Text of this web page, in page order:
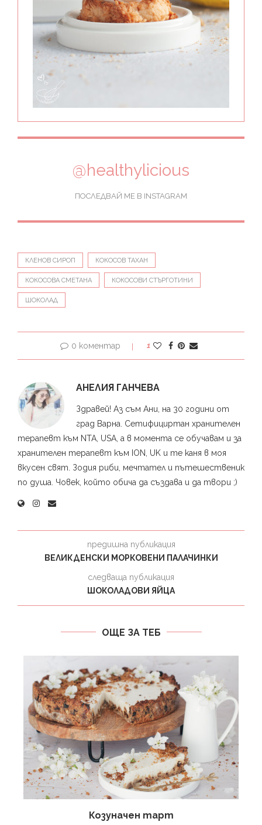
@healthylicious
ПОСЛЕДВАЙ МЕ В INSTAGRAM
КЛЕНОВ СИРОП КОКОСОВ ТАХАН
КОКОСОВА СМЕТАНА КОКОСОВИ СТЪРГОТИНИ
ШОКОЛАД
0 коментар 1
АНЕЛИЯ ГАНЧЕВА
Здравей! Аз съм Ани, на 30 години от
град Варна. Сетифициртан хранителен
терапевт към NTA, USA, а в момента се обучавам и за
хранителен терапевт към ION, UK и те каня в моя
вкусен свят. Зодия риби, мечтател и пътешественик
по душа. Човек, който обича да създава и да твори ;)
предишна публикация
ВЕЛИКДЕНСКИ МОРКОВЕНИ ПАЛАЧИНКИ
следваща публикация
ШОКОЛАДОВИ ЯЙЦА
ОЩЕ ЗА ТЕБ
Козуначен тарт